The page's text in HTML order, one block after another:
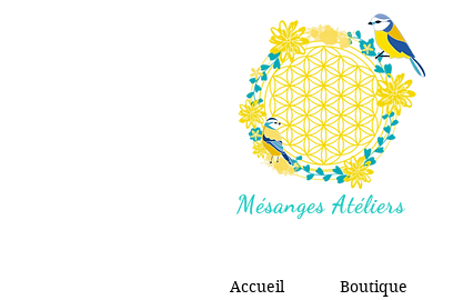
Mésanges Atéliers
Accueil Boutique